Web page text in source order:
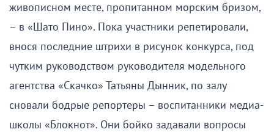
живописном месте, пропитанном морским бризом,
– в «Шато Пино». Пока участники репетировали,
внося последние штрихи в рисунок конкурса, под
чутким руководством руководителя модельного
агентства «Скачко» Татьяны Дынник, по залу
сновали бодрые репортеры – воспитанники медиа-
школы «Блокнот». Они бойко задавали вопросы